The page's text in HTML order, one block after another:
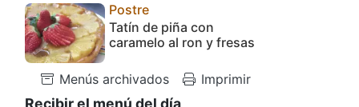
Postre
Tatín de piña con
caramelo al ron y fresas
Menús archivados Imprimir
Recibir el menú del día